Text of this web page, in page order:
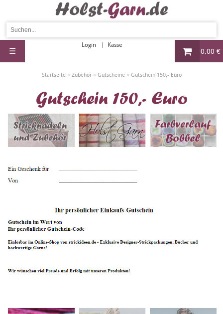
0,00 €
Login Kasse
☰
Startseite» Zubehör» Gutscheine» Gutschein 150,- Euro
Gutschein 150,- Euro